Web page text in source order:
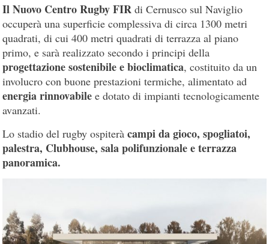
Il Nuovo Centro Rugby FIRdi Cernusco sul Naviglio
occuperà una superficie complessiva di circa 1300 metri
quadrati, di cui 400 metri quadrati di terrazza al piano
primo, e sarà realizzato secondo i principi della
progettazione sostenibile e bioclimatica, costituito da un
involucro con buone prestazioni termiche, alimentato ad
energia rinnovabile e dotato di impianti tecnologicamente
avanzati.
Lo stadio del rugby ospiteràcampi da gioco, spogliatoi,
palestra, Clubhouse, sala polifunzionale e terrazza
panoramica.